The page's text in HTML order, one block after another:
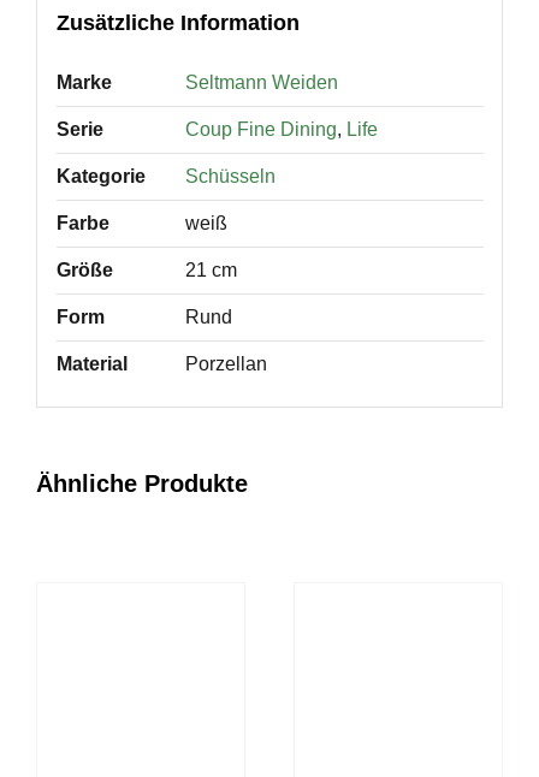
Zusätzliche Information
Marke Seltmann Weiden
Serie Coup Fine Dining, Life
Kategorie Schüsseln
Farbe weiß
Größe 21 cm
Form Rund
Material Porzellan
Ähnliche Produkte